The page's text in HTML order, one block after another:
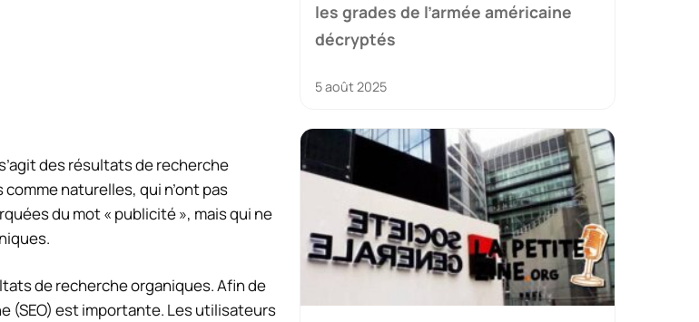
des résultats de recherche
naturelles, qui n’ont pas
du mot « publicité », mais qui ne
de recherche organiques. Afin de
(SEO) est importante. Les utilisateurs
les grades de l’armée américaine
décryptés
5 août 2025